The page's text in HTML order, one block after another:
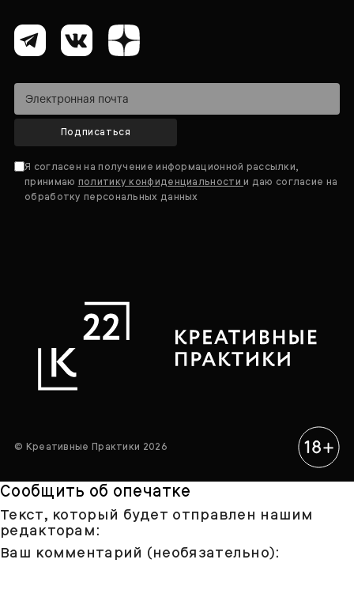
Подписаться
Я согласен на получение информационной рассылки,
принимаю политику конфиденциальностии даю согласие на
обработку персональных данных
© Креативные Практики 2026
Сообщить об опечатке
Текст, который будет отправлен нашим
редакторам:
Ваш комментарий (необязательно):